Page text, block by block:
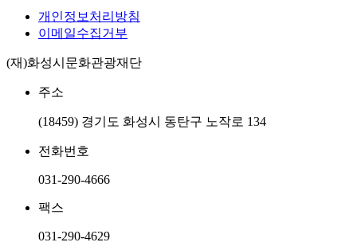
개인정보처리방침
이메일수집거부
(재)화성시문화관광재단
주소
(18459) 경기도 화성시 동탄구 노작로 134
전화번호
031-290-4666
팩스
031-290-4629